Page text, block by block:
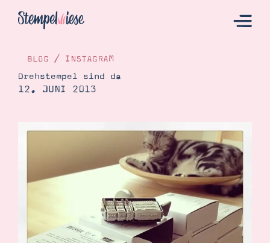
Kontakt
BLOG / INSTAGRAM
Drehstempel sind da
12. JUNI 2013